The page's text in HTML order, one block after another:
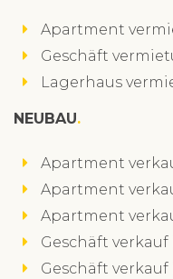
Apartment
Geschäft
Lagerhaus
NEUBAU
Apartment
Apartment
Apartment
Geschäft
Geschäft